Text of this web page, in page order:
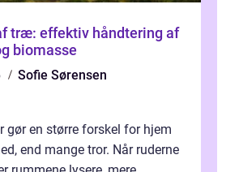
træ: effektiv håndtering af
biomasse
Sofie Sørensen
gør en større forskel for hjem
end mange tror. Når ruderne